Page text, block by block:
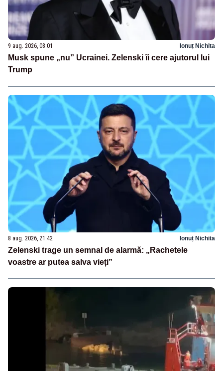
9 aug. 2026, 08:01 Ionuț Nichita
Musk spune „nu” Ucrainei. Zelenski îi cere ajutorul lui
Trump
8 aug. 2026, 21:42 Ionuț Nichita
Zelenski trage un semnal de alarmă: „Rachetele
voastre ar putea salva vieți”